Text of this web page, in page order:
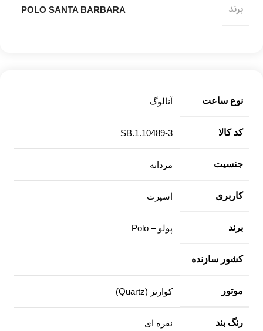
نوع ساعت آنالوگ
کد کالا SB.1.10489-3
جنسیت مردانه
کاربری اسپرت
برند پولو – Polo
کشور سازنده
موتور کوارتز (Quartz)
رنگ بند نقره ای
برند POLO SANTA BARBARA